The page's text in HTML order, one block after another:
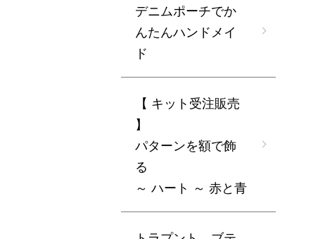
デニムポーチでか
んたんハンドメイ
ド
【 キット受注販売
】
パターンを額で飾
る
～ ハート ～ 赤と青